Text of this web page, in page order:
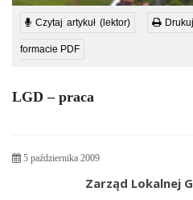
Czytaj artykuł (lektor)
formacie PDF
LGD – praca
5 października 2009
Zarząd Lokalnej